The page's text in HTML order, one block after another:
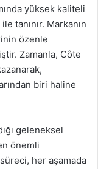
yüksek kaliteli
tanınır. Markanın
özenle
Zamanla, Côte
biri haline
geleneksel
önemli
her aşamada